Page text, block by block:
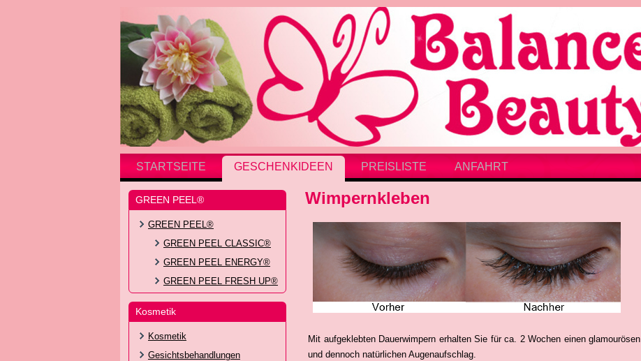
STARTSEITE GESCHENKIDEEN PREISLISTE ANFAHRT
GREEN PEEL®
GREEN PEEL®
GREEN PEEL CLASSIC®
GREEN PEEL ENERGY®
GREEN PEEL FRESH UP®
Kosmetik
Kosmetik
Gesichtsbehandlungen
Wimpernkleben
Mit aufgeklebten Dauerwimpern erhalten Sie für ca. 2 Wochen einen glamourösen
und dennoch natürlichen Augenaufschlag.